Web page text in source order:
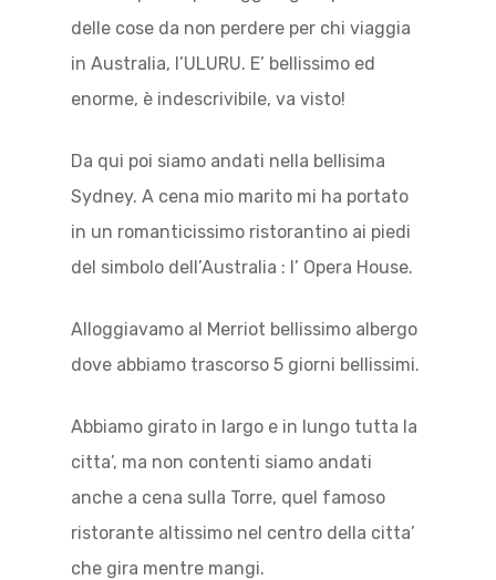
delle cose da non perdere per chi viaggia
in Australia, l’ULURU. E’ bellissimo ed
enorme, è indescrivibile, va visto!
Da qui poi siamo andati nella bellisima
Sydney. A cena mio marito mi ha portato
in un romanticissimo ristorantino ai piedi
del simbolo dell’Australia : l’ Opera House.
Alloggiavamo al Merriot bellissimo albergo
dove abbiamo trascorso 5 giorni bellissimi.
Abbiamo girato in largo e in lungo tutta la
citta’, ma non contenti siamo andati
anche a cena sulla Torre, quel famoso
ristorante altissimo nel centro della citta’
che gira mentre mangi.